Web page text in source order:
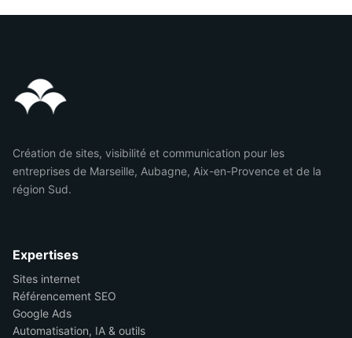
Création de sites, visibilité et communication pour les
entreprises de Marseille, Aubagne, Aix-en-Provence et de la
région Sud.
Expertises
Sites internet
Référencement SEO
Google Ads
Automatisation, IA & outils